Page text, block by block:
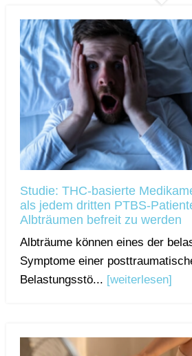
Studie: THC-basierte
als jedem dritten PTBS-
Albträumen befreit zu werden
Albträume können eines der
Symptome einer
Belastungsstö... [weiterlesen]